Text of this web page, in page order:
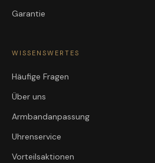
Garantie
WISSENSWERTES
Häufige Fragen
Über uns
Armbandanpassung
Uhrenservice
Vorteilsaktionen